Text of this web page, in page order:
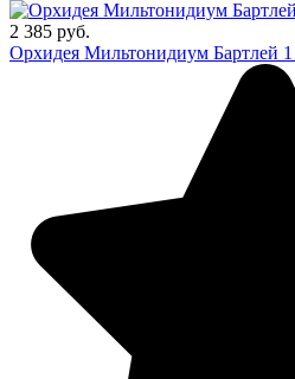
2 385 руб.
Орхидея Мильтонидиум Бартлей